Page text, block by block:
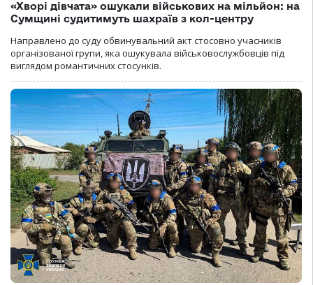
«Хворі дівчата» ошукали військових на мільйон: на
Сумщині судитимуть шахраїв з кол-центру
Направлено до суду обвинувальний акт стосовно учасників
організованої групи, яка ошукувала військовослужбовців під
виглядом романтичних стосунків.